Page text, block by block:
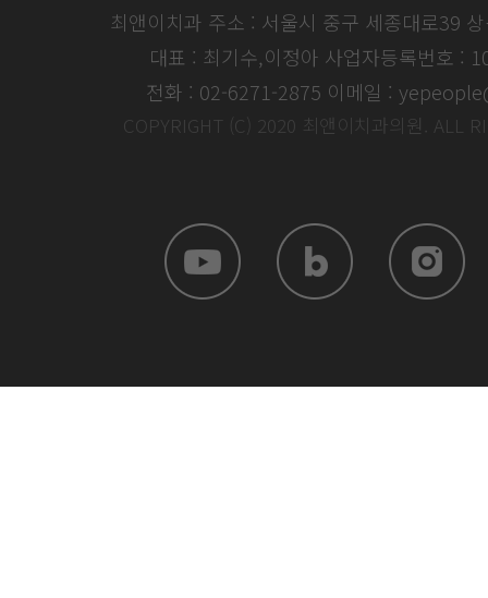
최앤이치과 주소 : 서울시 중구 세종대로39
대표 : 최기수,이정아 사업자등록번호 :
전화 : 02-6271-2875 이메일 :
COPYRIGHT (C) 2020 최앤이치과의원. ALL